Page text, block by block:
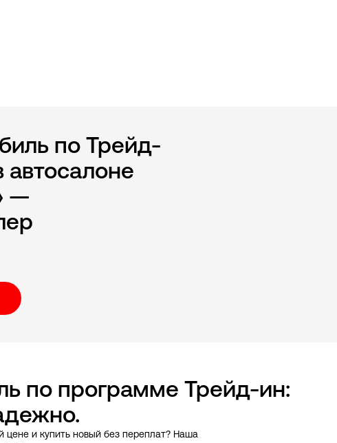
по Трейд-
автосалоне
—
по программе Трейд-ин:
цене и купить новый без переплат? Наша